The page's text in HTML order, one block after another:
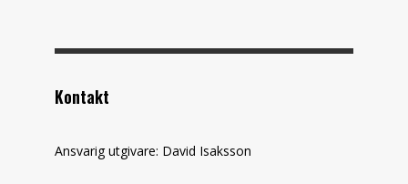
Kontakt
Ansvarig utgivare: David Isaksson